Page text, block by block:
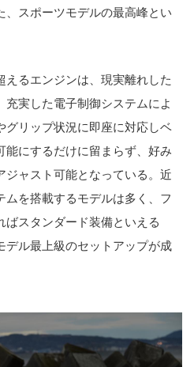
、スポーツモデルの最高峰とい
るエンジンは、現実離れした
充実した電子制御システムによ
グリップ状況に即座に対応しベ
能にするだけに留まらず、好み
ジャスト可能となっている。近
を搭載するモデルは多く、フ
ばスタンダード装備といえる
デル最上級のセットアップが成